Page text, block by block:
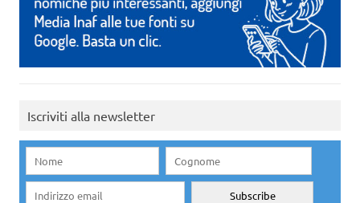
Iscriviti alla newsletter